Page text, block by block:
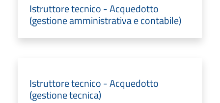
Istruttore tecnico - Acquedotto
(gestione amministrativa e contabile)
Istruttore tecnico - Acquedotto
(gestione tecnica)